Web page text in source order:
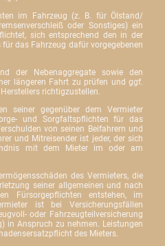
im Fahrzeug (z. B. für Ölstand/
oder Sonstiges) ein
sich entsprechend den in der
das Fahrzeug dafür vorgegebenen
der Nebenaggregate sowie den
längeren Fahrt zu prüfen und ggf.
richtigzustellen.
seiner gegenüber dem Vermieter
und Sorgfaltspflichten für das
von seinen Beifahrern und
und Mitreisender ist jeder, der sich
mit dem Mieter im oder am
des Vermieters, die
seiner allgemeinen und nach
Fürsorgepflichten entstehen, im
ist bei Versicherungsfällen
oder Fahrzeugteilversicherung
in Anspruch zu nehmen. Leistungen
des Mieters.